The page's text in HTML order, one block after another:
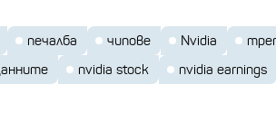
печалба чипове Nvidia
nvidia stock nvidia earnings